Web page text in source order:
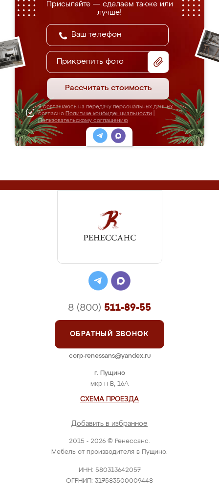
Присылайте — сделаем также или
лучше!
Прикрепить фото
Рассчитать стоимость
Я соглашаюсь на передачу персональных данных
согласно Политике конфиденциальности
Пользовательскому соглашению
2015 - 2026 © Ренессанс.
Мебель от производителя в Пущино.
ИНН: 580313642057
ОГРНИП: 317583500009448
г. Пущино
мкр-н В, 16А
СХЕМА ПРОЕЗДА
Добавить в избранное
8 (800) 511-89-55
ОБРАТНЫЙ ЗВОНОК
corp-renessans@yandex.ru